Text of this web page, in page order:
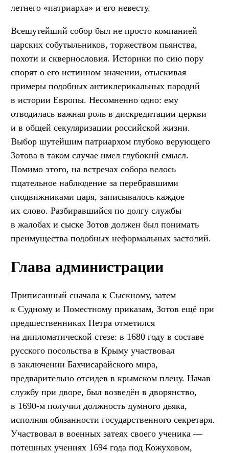
летнего «патриарха» и его невесту.
Всешутейший собор был не просто компанией
царских собутыльников, торжеством пьянства,
похоти и сквернословия. Историки по сию пору
спорят о его истинном значении, отыскивая
примеры подобных антиклерикальных пародий
в истории Европы. Несомненно одно: ему
отводилась важная роль в дискредитации церкви
и в общей секуляризации российской жизни.
Выбор шутейшим патриархом глубоко верующего
Зотова в таком случае имел глубокий смысл.
Помимо этого, на встречах собора велось
тщательное наблюдение за перебравшими
сподвижниками царя, записывалось каждое
их слово. Разбиравшийся по долгу службы
в жалобах и сыске Зотов должен был понимать
преимущества подобных неформальных застолий.
Глава администрации
Приписанный сначала к Сыскному, затем
к Судному и Поместному приказам, Зотов ещё при
предшественниках Петра отметился
на дипломатической стезе: в 1680 году в составе
русского посольства в Крыму участвовал
в заключении Бахчисарайского мира,
предварительно отсидев в крымском плену. Начав
службу при дворе, был возведён в дворянство,
в 1690-м получил должность думного дьяка,
исполняя обязанности государственного секретаря.
Участвовал в военных затеях своего ученика —
потешных учениях 1694 года под Кожуховом,